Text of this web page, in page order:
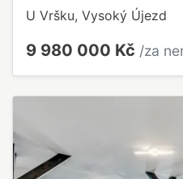
U Vršku, Vysoký Újezd
9 980 000 Kč /za